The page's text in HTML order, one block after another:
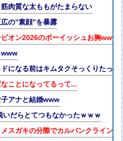
肉質な太ももがたまらない
の”素顔”を暴露
オン2026のボーイッシュお胸www
www
になる前はキムタクそっくりたっ
ことになってるって...
アナと結婚www
いだらとてつもなかったｗｗｗ
メスガキの分際でカルバンクライン